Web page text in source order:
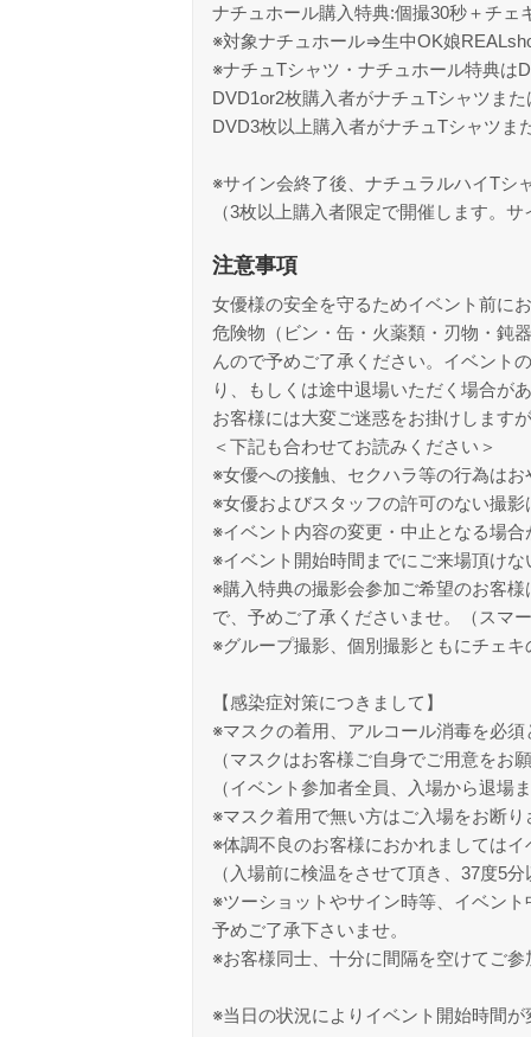
ナチュホール購入特典:個撮30秒＋チ
※対象ナチュホール⇒生中OK娘
※ナチュTシャツ・ナチュホール特典は
DVD1or2枚購入者がナチュTシャツま
DVD3枚以上購入者がナチュTシャツ
※サイン会終了後、ナチュラルハイTシ
（3枚以上購入者限定で開催します。
注意事項
女優様の安全を守るためイベント前に
危険物（ビン・缶・火薬類・刃物・鈍
んので予めご了承ください。イベント
り、もしくは途中退場いただく場合が
お客様には大変ご迷惑をお掛けします
＜下記も合わせてお読みください＞
※女優への接触、セクハラ等の行為は
※女優およびスタッフの許可のない撮
※イベント内容の変更・中止となる場
※イベント開始時間までにご来場頂け
※購入特典の撮影会参加ご希望のお客
で、予めご了承くださいませ。（スマ
※グループ撮影、個別撮影ともにチェ
【感染症対策につきまして】
※マスクの着用、アルコール消毒を必
（マスクはお客様ご自身でご用意をお
（イベント参加者全員、入場から退場
※マスク着用で無い方はご入場をお断
※体調不良のお客様におかれましては
（入場前に検温をさせて頂き、37度5
※ツーショットやサイン時等、イベン
予めご了承下さいませ。
※お客様同士、十分に間隔を空けてご
※当日の状況によりイベント開始時間